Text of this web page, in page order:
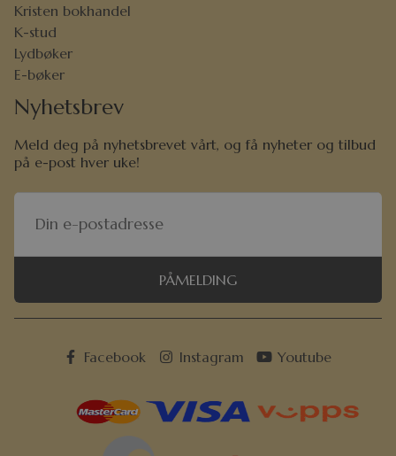
Kristen bokhandel
K-stud
Lydbøker
E-bøker
Nyhetsbrev
Meld deg på nyhetsbrevet vårt, og få nyheter og tilbud
på e-post hver uke!
PÅMELDING
Facebook Instagram Youtube